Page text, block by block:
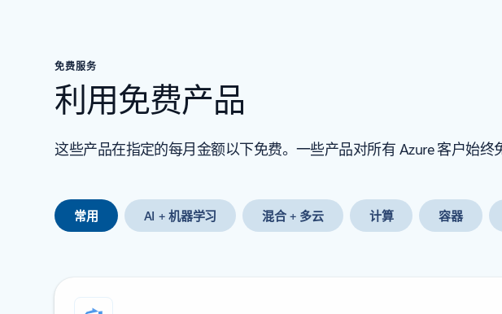
免费服务
利用免费产品
这些产品在指定的每月金额以下免费。一些产品对所有 Azure 客户始终
常用 AI + 机器学习 混合 + 多云 计算 容器